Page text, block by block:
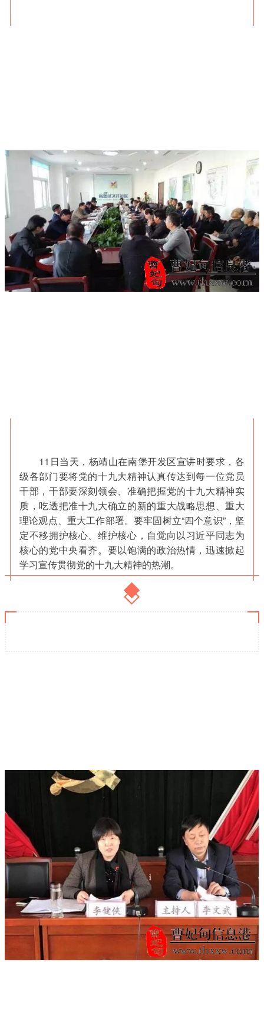
11日当天，杨靖山在南堡开发区宣讲时要求，各
级各部门要将党的十九大精神认真传达到每一位党员
干部，干部要深刻领会、准确把握党的十九大精神实
质，吃透把准十九大确立的新的重大战略思想、重大
理论观点、重大工作部署。要牢固树立“四个意识”，坚
定不移拥护核心、维护核心，自觉向以习近平同志为
核心的党中央看齐。要以饱满的政治热情，迅速掀起
学习宣传贯彻党的十九大精神的热潮。